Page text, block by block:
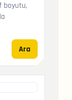
boyutu,
Ara